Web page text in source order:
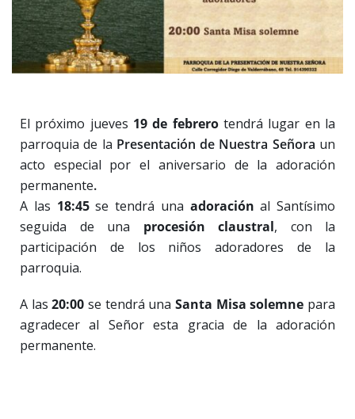
El próximo jueves 19 de febrero tendrá lugar en la
parroquia de la Presentación de Nuestra Señora un
acto especial por el aniversario de la adoración
permanente.
A las 18:45se tendrá una adoraciónal Santísimo
seguida de una procesión claustral, con la
participación de los niños adoradores de la
parroquia.
A las20:00 se tendrá unaSanta Misa solemne para
agradecer al Señor esta gracia de la adoración
permanente.